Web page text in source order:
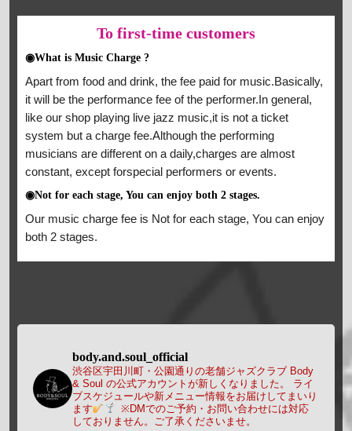
To first-time customers
◉What is Music Charge ?
Apart from food and drink, the fee paid for music.Basically,
it will be the performance fee of the performer.In general,
like our shop playing live jazz music,it is not a ticket
system but a charge fee.Although the performing
musicians are different on a daily,charges are almost
constant, except forspecial performers or events.
◉Not for each stage, You can enjoy both 2 stages.
Our music charge fee is Not for each stage, You can enjoy
both 2 stages.
body.and.soul_official
渋谷区宇田川町・公園通りの老舗ジャズクラブ Body
& Soul の公式アカウントが新しくなりました。
ライ
ブスケジュールや新メニュー情報をお届けしてまいり
ます
※DMでのご予約・お問い合わせには対応
しておりません。ご了承くださいませ。